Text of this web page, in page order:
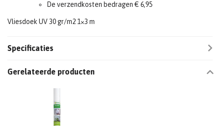
De verzendkosten bedragen € 6,95
Vliesdoek UV 30 gr/m2 1×3 m
Specificaties
Gerelateerde producten